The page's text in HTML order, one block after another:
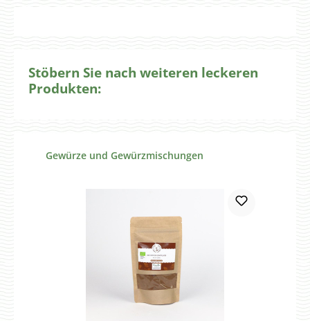
Stöbern Sie nach weiteren leckeren
Produkten:
Produktgalerie überspringen
Gewürze und Gewürzmischungen